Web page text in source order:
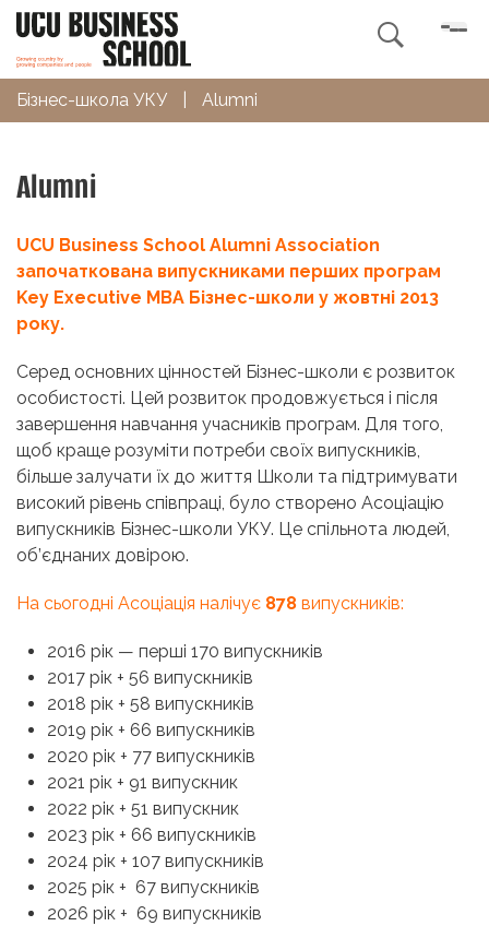

Бізнес-школа УКУ Alumni
Alumni
UCU Business School Alumni Association
започаткована випускниками перших програм
Key Executive MBA Бізнес-школи у жовтні 2013
року.
Серед основних цінностей Бізнес-школи є розвиток
особистості. Цей розвиток продовжується і після
завершення навчання учасників програм. Для того,
щоб краще розуміти потреби своїх випускників,
більше залучати їх до життя Школи та підтримувати
високий рівень співпраці, було створено Асоціацію
випускників Бізнес-школи УКУ. Це спільнота людей,
об’єднаних довірою.
На сьогодні Асоціація налічує 878 випускників:
2016 рік — перші 170 випускників
2017 рік + 56 випускників
2018 рік + 58 випускників
2019 рік + 66 випускників
2020 рік + 77 випускників
2021 рік + 91 випускник
2022 рік + 51 випускник
2023 рік + 66 випускників
2024 рік + 107 випускників
2025 рік + 67 випускників
2026 рік + 69 випускників